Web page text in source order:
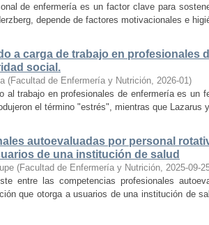
de enfermería es un factor clave para
depende de factores motivacionales e
a carga de trabajo en profesionales
social.
(Facultad de Enfermería y Nutrición, 2026-01)
al trabajo en profesionales de enfermería es un
el término "estrés", mientras que Lazarus
autoevaluadas por personal
de una institución de salud
(Facultad de Enfermería y Nutrición, 2025-09-
entre las competencias profesionales
que otorga a usuarios de una institución de